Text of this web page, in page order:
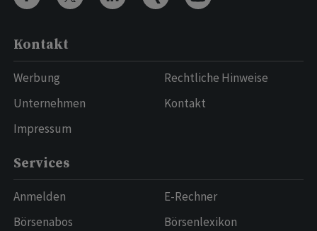
Kontakt
Werbung
Unternehmen
Impressum
Rechtliche Hinweise
Kontakt
Services
Anmelden
Börsenabos
E-Rechner
Börsenlexikon